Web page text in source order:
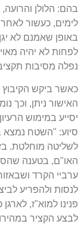
בהם: הלולן והרועה,
לימים, כעשור
באופן שאמנם לא
לפחות לא יהיה
נפלה מסיבות
כאשר ביקש
האישור ניתן, וכך
יסייע במימוש הרעיון
סיוע: "השטח נמצא
לשליטה מוחלטת.
האו"ם, בטענה
ערביי הקרד
לנסות ולהפריע
פנינו למוא"ז, לארגן
לבצע הקציר